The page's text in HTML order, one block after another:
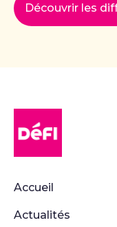
Découvrir les
Accueil
Actualités